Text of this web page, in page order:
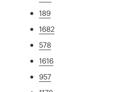
189
1682
578
1616
957